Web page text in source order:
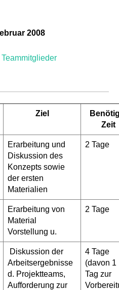
2008
Ziel
Zeit
Erarbeitung und
Diskussion des
Konzepts sowie
der ersten
Materialien
2 Tage
Erarbeitung von
Material
Vorstellung u.
2 Tage
Diskussion der
Arbeitsergebnisse
d. Projektteams,
Aufforderung zur
4 Tage
(davon 1
Tag zur